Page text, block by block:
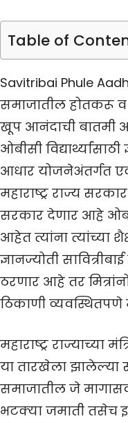
Table of
Savitribai Phule
समाजातील होतकरू व
खूप आनंदाची बातमी
ओबीसी
आधार योजनेअंतर्गत
महाराष्ट्र राज्य
सरकार देणार आहे
आहेत त्यांना त्यांच्या
ज्ञानज्योती
ठरणार आहे तर
ठिकाणी व्यवस्थितपणे
महाराष्ट्र राज्याच्या
या तारखेला झालेल्या
समाजातील जे
भटक्या जमाती तसेच